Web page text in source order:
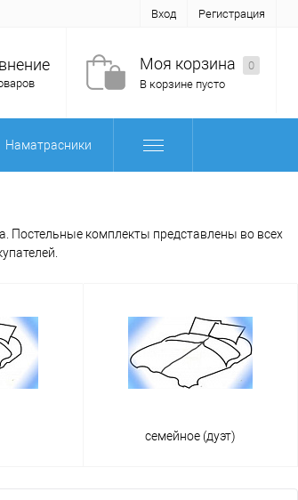
Вход Регистрация
Моя корзина
0
В корзине пусто
Наматрасники
Постельные комплекты представлены во всех
семейное (дуэт)